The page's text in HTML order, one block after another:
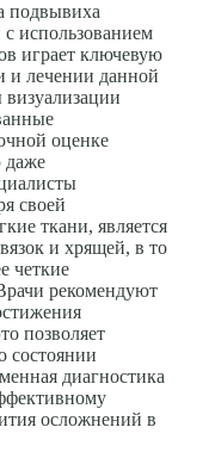
подвывиха
использованием
играет ключевую
и лечении данной
оценке
даже
своей
ткани, является
и хрящей, в то
четкие
рекомендуют
позволяет
состоянии
диагностика
осложнений в